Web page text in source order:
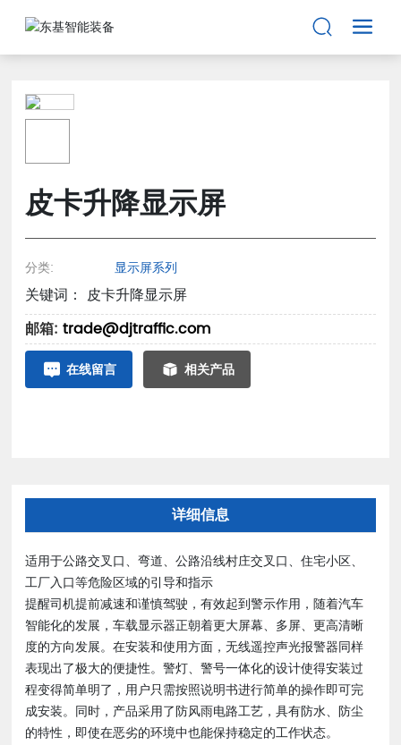
皮卡升降显示屏
分类: 显示屏系列
关键词： 皮卡升降显示屏
邮箱: trade@djtraffic.com
在线留言 相关产品
详细信息
适用于公路交叉口、弯道、公路沿线村庄交叉口、住宅小区、
工厂入口等危险区域的引导和指示
提醒司机提前减速和谨慎驾驶，有效起到警示作用，随着汽车
智能化的发展，车载显示器正朝着更大屏幕、多屏、更高清晰
度的方向发展。在安装和使用方面，无线遥控声光报警器同样
表现出了极大的便捷性。警灯、警号一体化的设计使得安装过
程变得简单明了，用户只需按照说明书进行简单的操作即可完
成安装。同时，产品采用了防风雨电路工艺，具有防水、防尘
的特性，即使在恶劣的环境中也能保持稳定的工作状态。